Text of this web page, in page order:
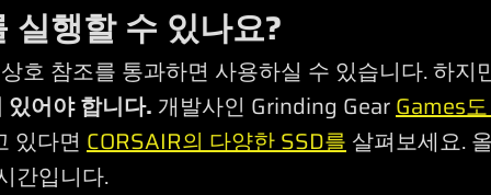
행할 수 있나요?
호 참조를 통과하면 사용하실 수 있습니다. 하
있어야 합니다. 개발사인 Grinding GearGames
있다면 CORSAIR의 다양한 SSD를살펴보세요.
간입니다.